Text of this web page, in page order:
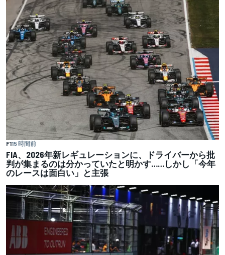
F115 時間前
FIA、2026年新レギュレーションに、ドライバーから批
判が集まるのは分かっていたと明かす……しかし「今年
のレースは面白い」と主張